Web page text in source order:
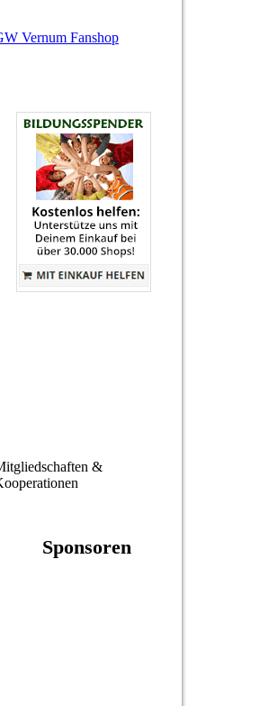
Vernum Fanshop
&
Sponsoren